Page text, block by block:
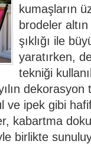
kumaşların
brodeler
şıklığı ile
yaratırken,
tekniği
dekorasyon
ve ipek gibi
kabartma
birlikte